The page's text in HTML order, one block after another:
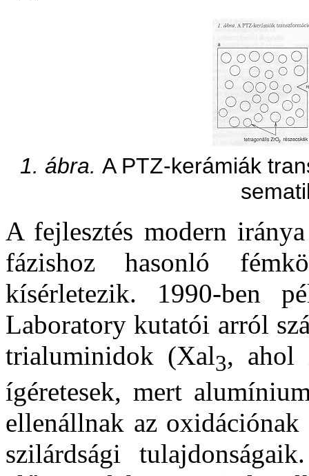
1. ábra. A PTZ-kerámiák
A fejlesztés modern
fázishoz hasonló
kísérletezik. 1990-ben
Laboratory kutatói arról
trialuminidok (Xal3, ahol
ígéretesek, mert
ellenállnak az
szilárdsági